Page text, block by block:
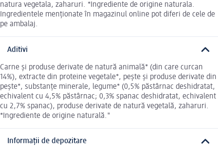
natura vegetala, zaharuri. *Ingrediente de origine naturala.
Ingredientele menționate în magazinul online pot diferi de cele de
pe ambalaj.
Aditivi
Carne şi produse derivate de natură animală* (din care curcan
14%), extracte din proteine vegetale*, peşte şi produse derivate din
peşte*, substanţe minerale, legume* (0,5% păstârnac deshidratat,
echivalent cu 4,5% păstârnac; 0,3% spanac deshidratat, echivalent
cu 2,7% spanac), produse derivate de natură vegetală, zaharuri.
*Ingrediente de origine naturală."
Informații de depozitare